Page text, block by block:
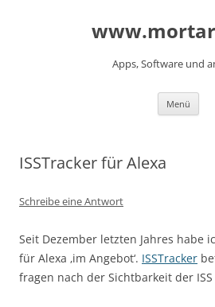
Apps, Software und
Menü
ISSTracker für Alexa
Schreibe eine Antwort
Seit Dezember letzten Jahres habe
für Alexa ‚im Angebot‘. ISSTracker
fragen nach der Sichtbarkeit der